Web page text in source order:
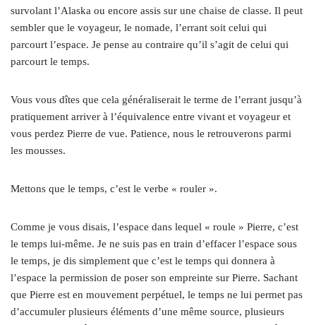
survolant l’Alaska ou encore assis sur une chaise de classe. Il peut
sembler que le voyageur, le nomade, l’errant soit celui qui
parcourt l’espace. Je pense au contraire qu’il s’agit de celui qui
parcourt le temps.
Vous vous dîtes que cela généraliserait le terme de l’errant jusqu’à
pratiquement arriver à l’équivalence entre vivant et voyageur et
vous perdez Pierre de vue. Patience, nous le retrouverons parmi
les mousses.
Mettons que le temps, c’est le verbe « rouler ».
Comme je vous disais, l’espace dans lequel « roule » Pierre, c’est
le temps lui-même. Je ne suis pas en train d’effacer l’espace sous
le temps, je dis simplement que c’est le temps qui donnera à
l’espace la permission de poser son empreinte sur Pierre. Sachant
que Pierre est en mouvement perpétuel, le temps ne lui permet pas
d’accumuler plusieurs éléments d’une même source, plusieurs